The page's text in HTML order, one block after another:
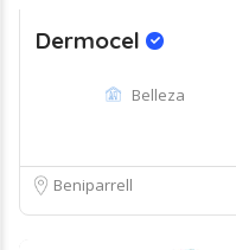
Dermocel
Belleza
Beniparrell